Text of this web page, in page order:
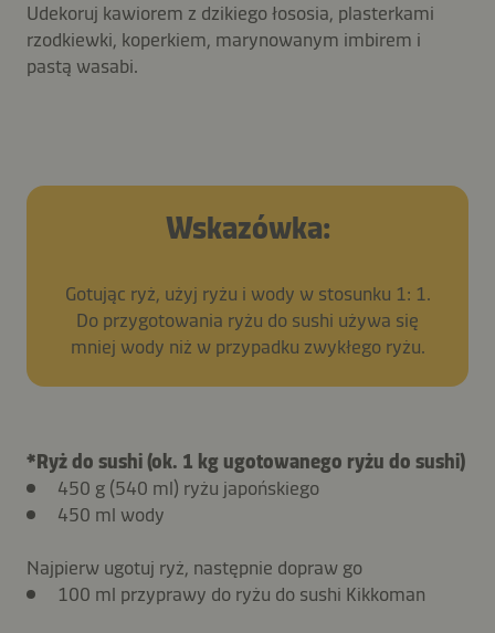
Udekoruj kawiorem z dzikiego łososia, plasterkami
rzodkiewki, koperkiem, marynowanym imbirem i
pastą wasabi.
Wskazówka:
Gotując ryż, użyj ryżu i wody w stosunku 1: 1.
Do przygotowania ryżu do sushi używa się
mniej wody niż w przypadku zwykłego ryżu.
*Ryż do sushi (ok. 1 kg ugotowanego ryżu do sushi)
450 g (540 ml) ryżu japońskiego
450 ml wody
Najpierw ugotuj ryż, następnie dopraw go
100 ml przyprawy do ryżu do sushi Kikkoman